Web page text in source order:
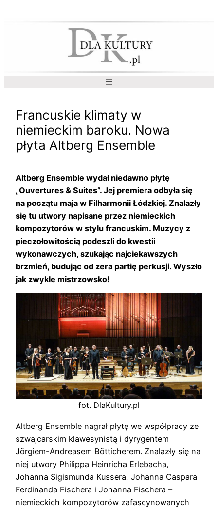
Francuskie klimaty w
niemieckim baroku. Nowa
płyta Altberg Ensemble
Altberg Ensemble wydał niedawno płytę
„Ouvertures & Suites”. Jej premiera odbyła się
na początu maja w Filharmonii Łódzkiej. Znalazły
się tu utwory napisane przez niemieckich
kompozytorów w stylu francuskim. Muzycy z
pieczołowitością podeszli do kwestii
wykonawczych, szukając najciekawszych
brzmień, budując od zera partię perkusji. Wyszło
jak zwykle mistrzowsko!
fot. DlaKultury.pl
Altberg Ensemble nagrał płytę we współpracy ze
szwajcarskim klawesynistą i dyrygentem
Jörgiem-Andreasem Bötticherem. Znalazły się na
niej utwory Philippa Heinricha Erlebacha,
Johanna Sigismunda Kussera, Johanna Caspara
Ferdinanda Fischera i Johanna Fischera –
niemieckich kompozytorów zafascynowanych